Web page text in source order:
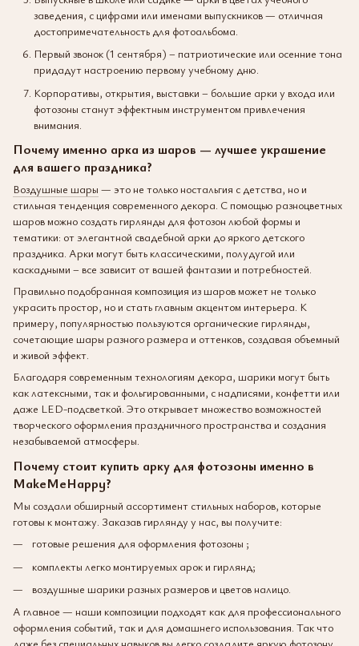
заведения, с цифрами или именами выпускников — отличная
достопримечательность для фотоальбома.
Первый звонок (1 сентября) – патриотические или осенние тона
придадут настроению первому учебному дню.
Корпоративы, открытия, выставки – большие арки у входа или
фотозоны станут эффектным инструментом привлечения
внимания.
Почему именно арка из шаров — лучшее украшение
для вашего праздника?
Воздушные шары — это не только ностальгия с детства, но и
стильная тенденция современного декора. С помощью разноцветных
шаров можно создать гирлянды для фотозон любой формы и
тематики: от элегантной свадебной арки до яркого детского
праздника. Арки могут быть классическими, полудугой или
каскадными – все зависит от вашей фантазии и потребностей.
Правильно подобранная композиция из шаров может не только
украсить простор, но и стать главным акцентом интерьера. К
примеру, популярностью пользуются органические гирлянды,
сочетающие шары разного размера и оттенков, создавая объемный
и живой эффект.
Благодаря современным технологиям декора, шарики могут быть
как латексными, так и фольгированными, с надписями, конфетти или
даже LED-подсветкой. Это открывает множество возможностей
творческого оформления праздничного пространства и создания
незабываемой атмосферы.
Почему стоит купить арку для фотозоны именно в
MakeMeHappy?
Мы создали обширный ассортимент стильных наборов, которые
готовы к монтажу. Заказав гирлянду у нас, вы получите:
готовые решения для оформления фотозоны ;
комплекты легко монтируемых арок и гирлянд;
воздушные шарики разных размеров и цветов налицо.
А главное — наши композиции подходят как для профессионального
оформления событий, так и для домашнего использования. Так что